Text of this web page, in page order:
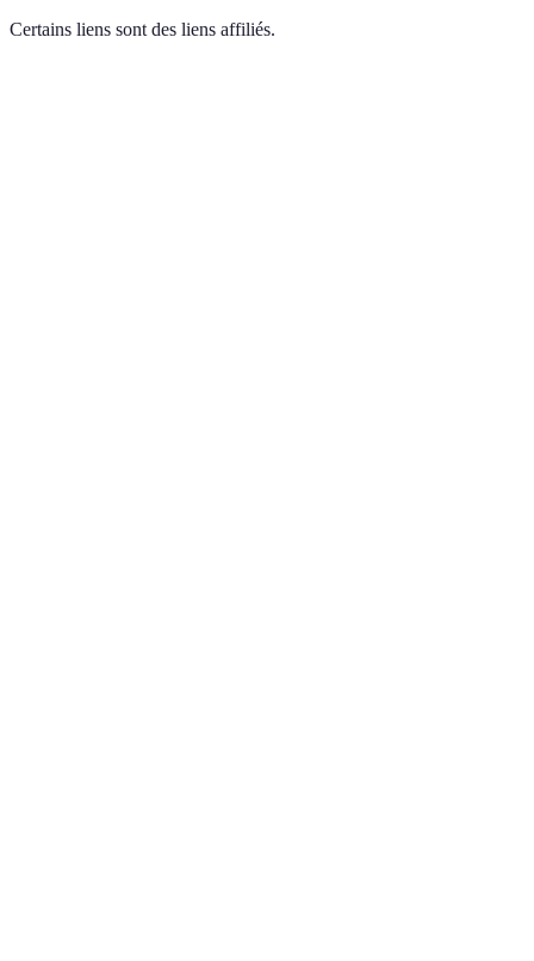
Certains liens sont des liens affiliés.